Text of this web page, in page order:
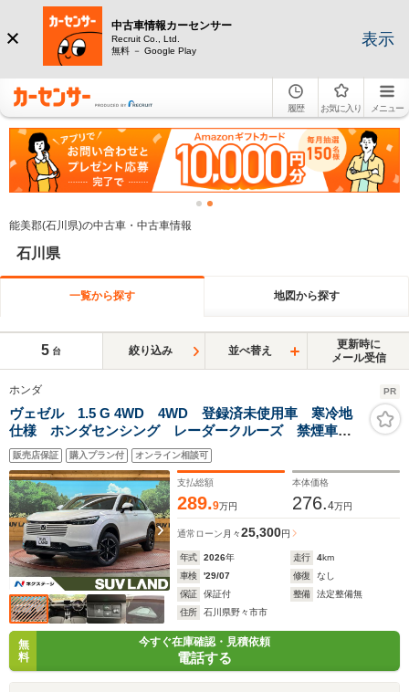
中古車情報カーセンサー
Recruit Co., Ltd.
無料 － Google Play
表示
履歴 お気に入り メニュー
能美郡(石川県)の中古車・中古車情報
石川県
一覧から探す 地図から探す
5 台 絞り込み 並べ替え
更新時に
メール受信
ホンダ PR
ヴェゼル 1.5 G 4WD 4WD 登録済未使用車 寒冷地
仕様 ホンダセンシング レーダークルーズ 禁煙車
シートヒーター コーナーセンサー レーンキープ ス
マートキー LEDヘッド オートマチックハイビーム
オートライト
販売店保証 購入プラン付 オンライン相談可
支払総額
289.9万円
本体価格
276.4万円
通常ローン 月々25,300円
年式 2026年 走行 4km
車検
'29/07 修復
なし
保証
保証付 整備
法定整備無
住所
石川県野々市市
無
料
今すぐ在庫確認・見積依頼
電話する